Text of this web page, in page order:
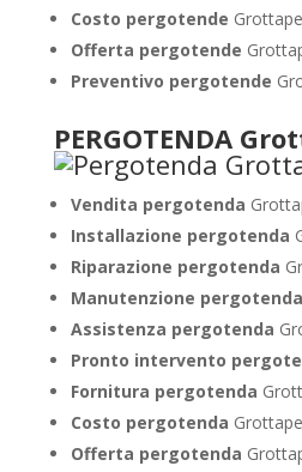
Costo pergotende
Offerta pergotende
Preventivo pergotende
PERGOTENDA
Vendita pergotenda
Installazione pergotenda
Riparazione pergotenda
Manutenzione pergotenda
Assistenza pergotenda
Pronto intervento
Fornitura pergotenda
Costo pergotenda
Offerta pergotenda